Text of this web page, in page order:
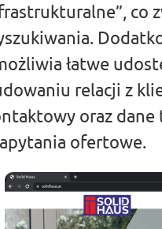
co
łatwe
relacji z
oraz dane
ofertowe.​